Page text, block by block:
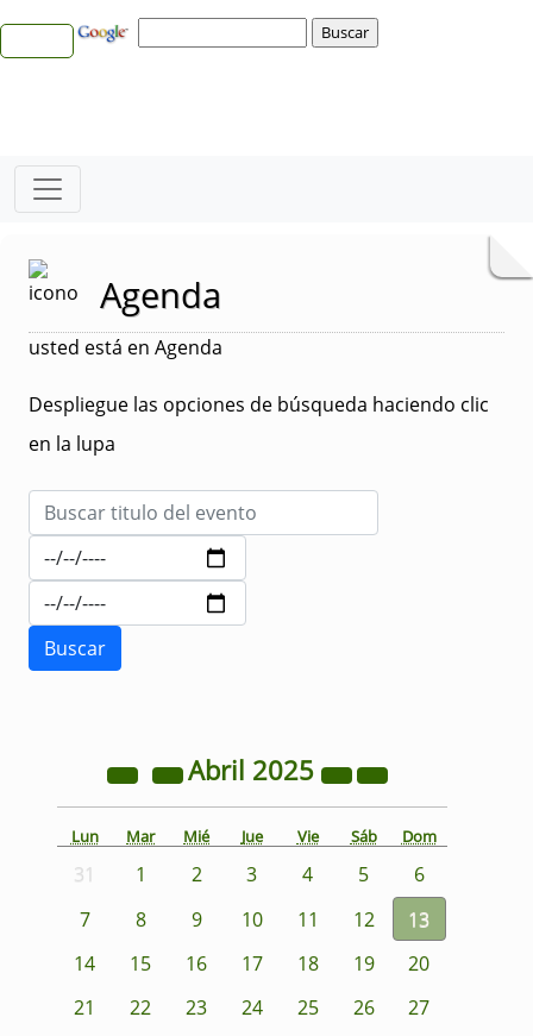
Agenda
usted está en Agenda
Despliegue las opciones de búsqueda haciendo clic
en la lupa
Abril 2025
Lun Mar Mié Jue Vie Sáb Dom
31 1 2 3 4 5
6
7
8 9 10 11 12
13
14
15 16 17 18 19
20
21
22 23 24 25 26
27